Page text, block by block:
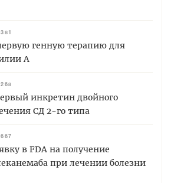
генную терапию для
А
инкретин двойного
СД 2-го типа
в FDA на получение
при лечении болезни